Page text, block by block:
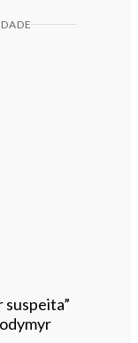
suspeita”